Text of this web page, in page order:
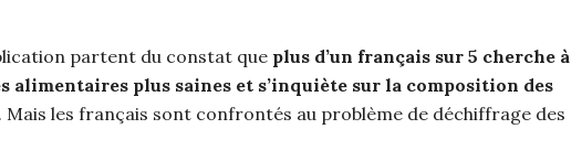
partent du constat que plus d’un français sur 5 cherche à
alimentaires plus saines et s’inquiète sur la composition des
. Mais les français sont confrontés au problème de déchiffrage des